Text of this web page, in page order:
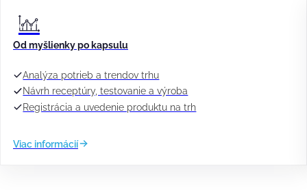
Od myšlienky po kapsulu
Analýza potrieb a trendov trhu
Návrh receptúry, testovanie a výroba
Registrácia a uvedenie produktu na trh
Viac informácií